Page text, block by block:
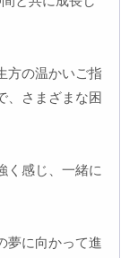
方の温かいご指
、さまざまな困
く感じ、一緒に
夢に向かって進